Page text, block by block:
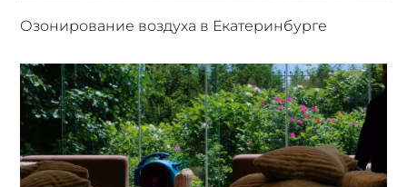
Озонирование воздуха в Екатеринбурге